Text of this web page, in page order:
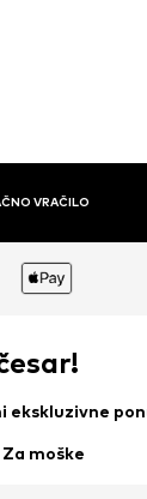
VRAČILO
ekskluzivne
Za moške